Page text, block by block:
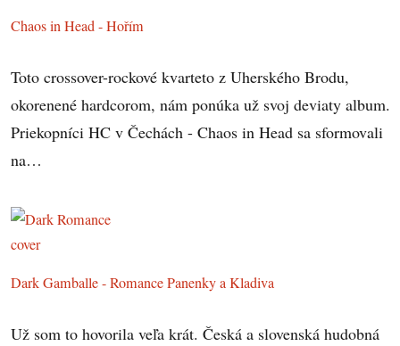
Chaos in Head - Hořím
Toto crossover-rockové kvarteto z Uherského Brodu,
okorenené hardcorom, nám ponúka už svoj deviaty album.
Priekopníci HC v Čechách - Chaos in Head sa sformovali
na…
Dark Gamballe - Romance Panenky a Kladiva
Už som to hovorila veľa krát. Česká a slovenská hudobná